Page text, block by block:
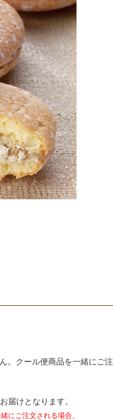
。クール便商品を一緒にご注
届けとなります。
にご注文される場合、